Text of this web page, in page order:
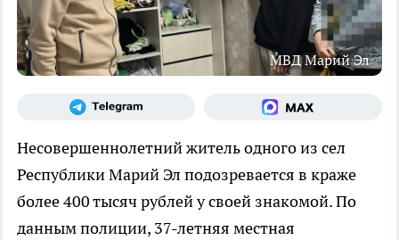
МВД Марий Эл
Несовершеннолетний житель одного из сел
Республики Марий Эл подозревается в краже
более 400 тысяч рублей у своей знакомой. По
данным полиции, 37-летняя местная